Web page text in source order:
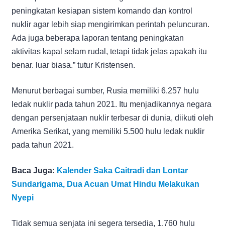
peningkatan kesiapan sistem komando dan kontrol
nuklir agar lebih siap mengirimkan perintah peluncuran.
Ada juga beberapa laporan tentang peningkatan
aktivitas kapal selam rudal, tetapi tidak jelas apakah itu
benar. luar biasa.” tutur Kristensen.
Menurut berbagai sumber, Rusia memiliki 6.257 hulu
ledak nuklir pada tahun 2021. Itu menjadikannya negara
dengan persenjataan nuklir terbesar di dunia, diikuti oleh
Amerika Serikat, yang memiliki 5.500 hulu ledak nuklir
pada tahun 2021.
Baca Juga: Kalender Saka Caitradi dan Lontar
Sundarigama, Dua Acuan Umat Hindu Melakukan
Nyepi
Tidak semua senjata ini segera tersedia, 1.760 hulu